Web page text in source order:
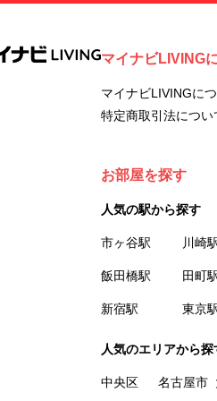
マイナビLIVING
マイナビLIVINGに
特定商取引法につい
お部屋を探す
人気の駅から探す
市ヶ谷駅 川崎
飯田橋駅 田町
新宿駅 東京
人気のエリアから探
中央区 名古屋市